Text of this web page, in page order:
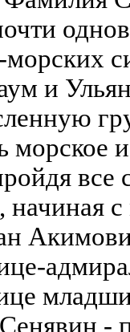
и
морское
все
начиная
-